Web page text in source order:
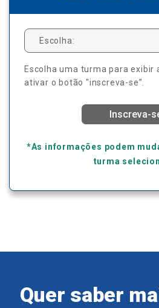
Escolha:
Escolha uma turma para exibir
ativar o botão "inscreva-se”.
Inscreva-
*As informações podem
turma
Quer saber